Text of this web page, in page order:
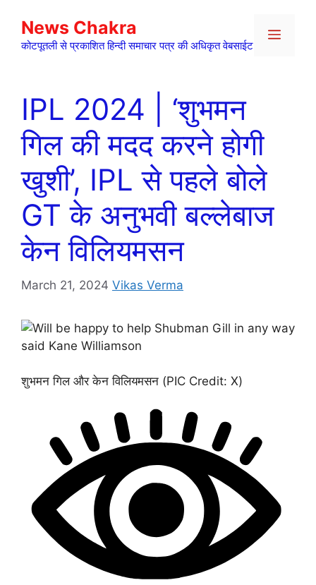
content
News Chakra
कोटपूतली से प्रकाशित हिन्दी समाचार पत्र की अधिकृत वेबसाईट
Menu
IPL 2024 | ‘शुभमन
गिल की मदद करने होगी
खुशी’, IPL से पहले बोले
GT के अनुभवी बल्लेबाज
केन विलियमसन
March 21, 2024 Vikas Verma
शुभमन गिल और केन विलियमसन (PIC Credit: X)